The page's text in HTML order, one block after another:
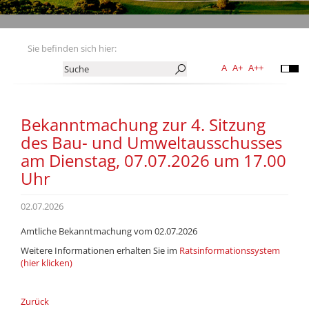
Sie befinden sich hier:
A A+ A++
Bekanntmachung zur 4. Sitzung
des Bau- und Umweltausschusses
am Dienstag, 07.07.2026 um 17.00
Uhr
02.07.2026
Amtliche Bekanntmachung vom 02.07.2026
Weitere Informationen erhalten Sie im Ratsinformationssystem
(hier klicken)
Zurück